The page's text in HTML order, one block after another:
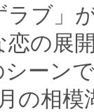
ブ」
恋の展
ーン
の相